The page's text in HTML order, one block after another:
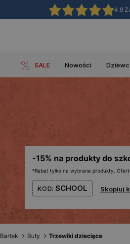
4.9
SALE Nowości
-15% na produkty do
*Rabat tylko na wybrane produkty.
KOD: SCHOOL Skopiuj
Bartek Buty Trzewiki dziecięce